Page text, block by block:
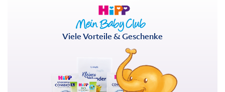
Viele Vorteile & Geschenke